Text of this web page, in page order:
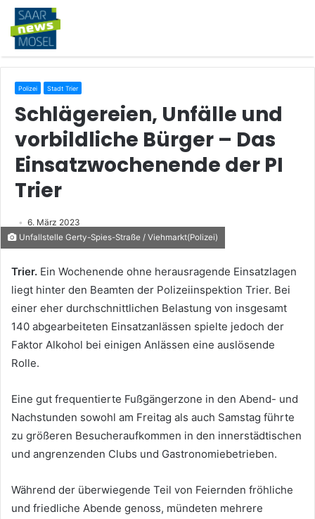
Polizei Stadt Trier
Schlägereien, Unfälle und
vorbildliche Bürger – Das
Einsatzwochenende der PI
Trier
6. März 2023
Unfallstelle Gerty-Spies-Straße / Viehmarkt(Polizei)
Trier. Ein Wochenende ohne herausragende Einsatzlagen
liegt hinter den Beamten der Polizeiinspektion Trier. Bei
einer eher durchschnittlichen Belastung von insgesamt
140 abgearbeiteten Einsatzanlässen spielte jedoch der
Faktor Alkohol bei einigen Anlässen eine auslösende
Rolle.
Eine gut frequentierte Fußgängerzone in den Abend- und
Nachstunden sowohl am Freitag als auch Samstag führte
zu größeren Besucheraufkommen in den innerstädtischen
und angrenzenden Clubs und Gastronomiebetrieben.
Während der überwiegende Teil von Feiernden fröhliche
und friedliche Abende genoss, mündeten mehrere